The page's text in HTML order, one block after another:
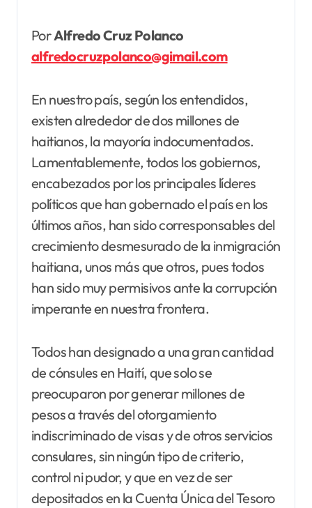
PorAlfredo Cruz Polanco
alfredocruzpolanco@gimail.com
En nuestro país, según los entendidos,
existen alrededor de dos millones de
haitianos, la mayoría indocumentados.
Lamentablemente, todos los gobiernos,
encabezados por los principales líderes
políticos que han gobernado el país en los
últimos años, han sido corresponsables del
crecimiento desmesurado de la inmigración
haitiana, unos más que otros, pues todos
han sido muy permisivos ante la corrupción
imperante en nuestra frontera.
Todos han designado a una gran cantidad
de cónsules en Haití, que solo se
preocuparon por generar millones de
pesos a través del otorgamiento
indiscriminado de visas y de otros servicios
consulares, sin ningún tipo de criterio,
control ni pudor, y que en vez de ser
depositados en la Cuenta Única del Tesoro